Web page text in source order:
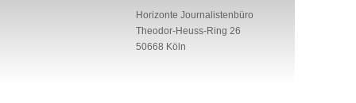
Horizonte Journalistenbüro
Theodor-Heuss-Ring 26
50668 Köln